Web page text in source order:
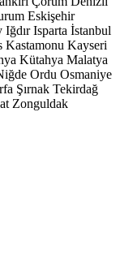
Eskişehir
Iğdır Isparta İstanbul
Kastamonu Kayseri
Kütahya Malatya
Ordu Osmaniye
Şırnak Tekirdağ
Zonguldak